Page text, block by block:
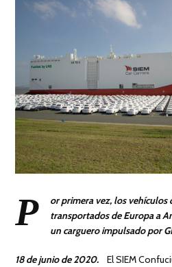
P
or primera vez, los vehículos
transportados de Europa a
un carguero impulsado por
18 de junio de 2020. El SIEM